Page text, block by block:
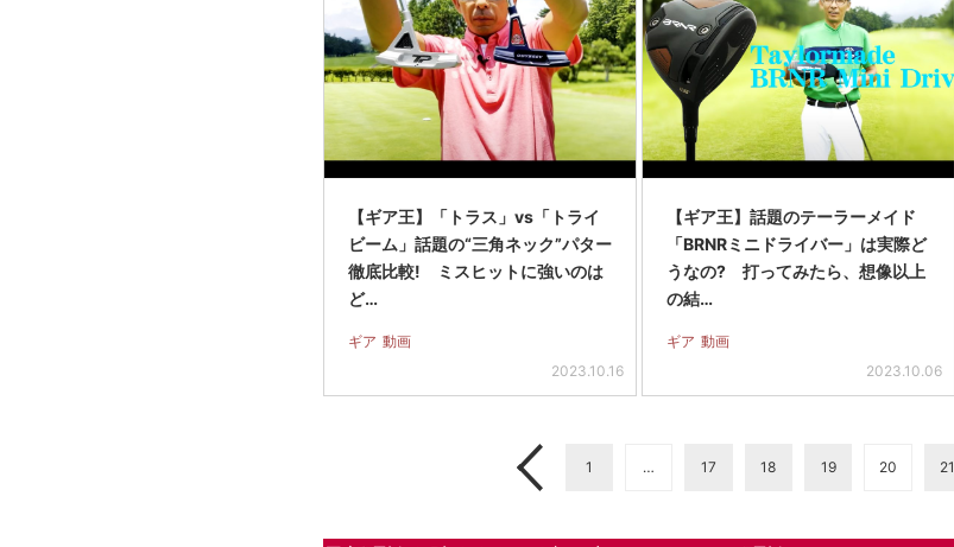
【ギア王】「トラス」vs「トライ
ビーム」話題の“三角ネック”パター
徹底比較! ミスヒットに強いのは
ど…
ギア 動画
2023.10.16
【ギア王】話題のテーラーメイド
「BRNRミニドライバー」は実際ど
うなの? 打ってみたら、想像以上
の結…
ギア 動画
2023.10.06
1 … 17 18 19 20 21